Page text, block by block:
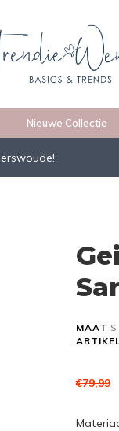
Nieuwe Collectie
MAAT S
€79,99